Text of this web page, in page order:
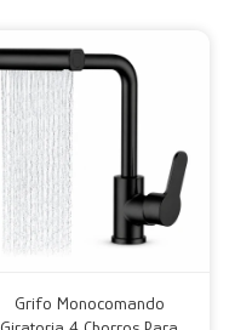
Grifo Monocomando